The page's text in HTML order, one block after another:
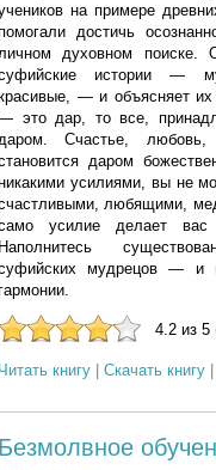
на примере
достичь
духовном поиске.
истории —
— и объясняет
это дар, то все,
Счастье,
даром
усилиями, вы не
любящими,
усилие делает
Наполнитесь
мудрецов — и
4.2 из 5
Читать книгу Скачать книгу
Безмолвное